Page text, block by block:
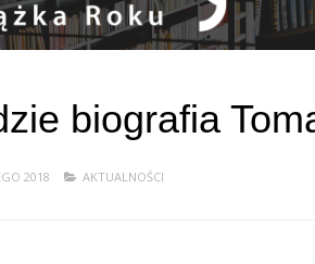
biografia
2018 AKTUALNOŚCI